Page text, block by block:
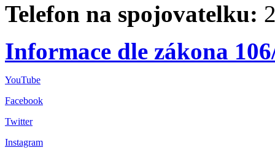
Telefon na spojovatelku:
Informace dle zákona
YouTube
Facebook
Twitter
Instagram